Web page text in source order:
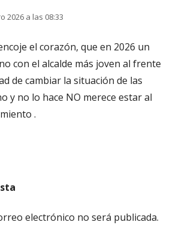
2026 a las 08:33
el corazón, que en 2026 un
con el alcalde más joven al frente
de cambiar la situación de las
y no lo hace NO merece estar al
.
electrónico no será publicada.